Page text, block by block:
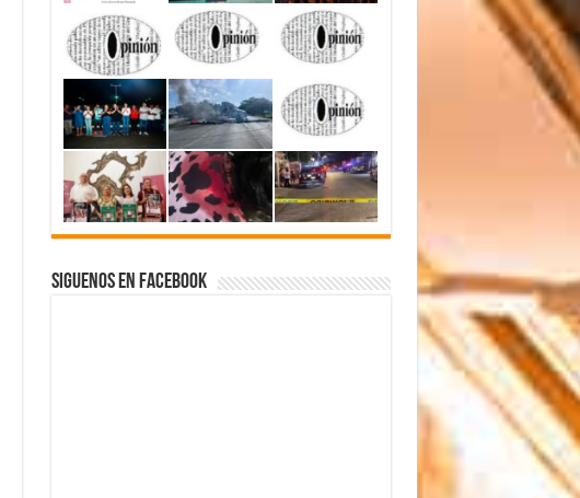
Siguenos en Facebook